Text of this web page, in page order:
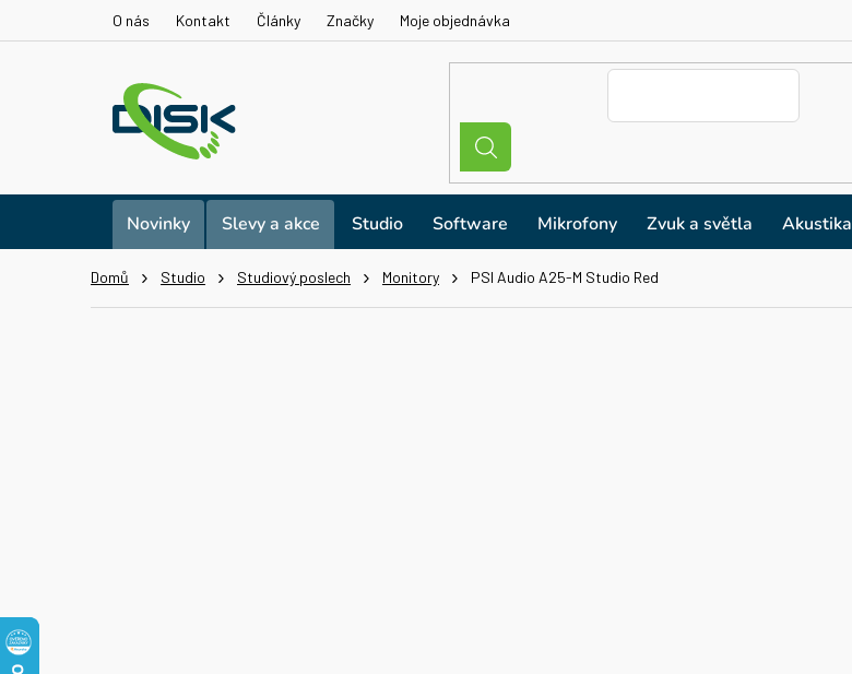
O nás Kontakt Články Značky Moje objednávka
Novinky Slevy a akce Studio Software Mikrofony Zvuk a světla Akustika
Domů Studio Studiový poslech Monitory PSI Audio A25-M Studio Red